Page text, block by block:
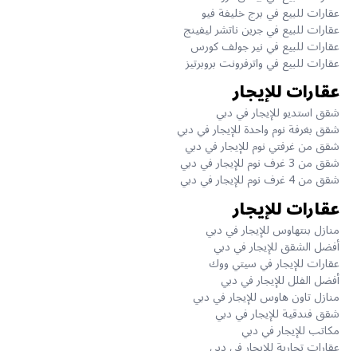
عقارات للبيع في برج خليفة فيو
عقارات للبيع في جرين ناتشر ليفينج
عقارات للبيع في نير جولف كورس
عقارات للبيع في واترفرونت بروبرتيز
عقارات للإيجار
شقق استديو للإيجار في دبي
شقق بغرفة نوم واحدة للإيجار في دبي
شقق من غرفتي نوم للإيجار في دبي
شقق من 3 غرف نوم للإيجار في دبي
شقق من 4 غرف نوم للإيجار في دبي
عقارات للإيجار
منازل بنتهاوس للإيجار في دبي
أفضل الشقق للإيجار في دبي
عقارات للإيجار في سيتي ووك
أفضل الفلل للإيجار في دبي
منازل تاون هاوس للإيجار في دبي
شقق فندقية للإيجار في دبي
مكاتب للإيجار في دبي